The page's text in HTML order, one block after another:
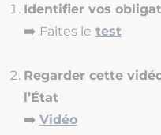
Identifier vos
➡️ Faites le test
Regarder cette
l’État
➡️ Vidéo